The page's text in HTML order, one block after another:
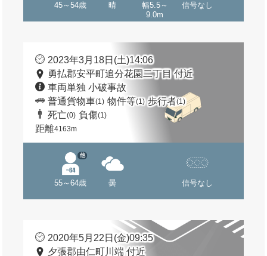
45～54歳 晴
幅5.5～
9.0m
信号なし
2023年3月18日(土)14:06
勇払郡安平町追分花園二丁目 付近
車両単独 小破事故
普通貨物車(1) 物件等(1) 歩行者(1)
死亡(0) 負傷(1)
距離4163m
55～64歳
他
曇 信号なし
2020年5月22日(金)09:35
夕張郡由仁町川端 付近